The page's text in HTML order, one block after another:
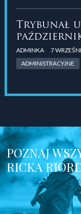
Trybunał
ADMINKA
7
ADMINISTRACYJNE
POZNAJ
RICKA